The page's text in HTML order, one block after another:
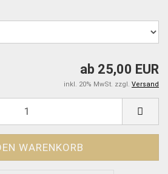
ab 25,00 EUR
inkl. 20% MwSt. zzgl. Versand